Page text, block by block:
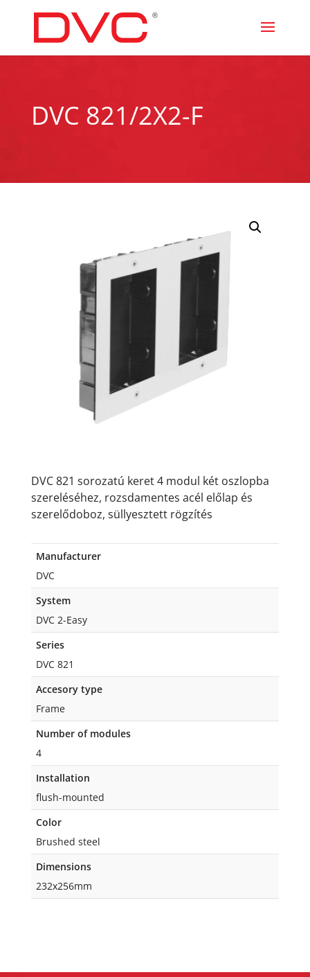
DVC 821/2X2-F
DVC 821 sorozatú keret 4 modul két oszlopba
szereléséhez, rozsdamentes acél előlap és
szerelődoboz, süllyesztett rögzítés
Manufacturer
DVC
System
DVC 2-Easy
Series
DVC 821
Accesory type
Frame
Number of modules
4
Installation
flush-mounted
Color
Brushed steel
Dimensions
232x256mm